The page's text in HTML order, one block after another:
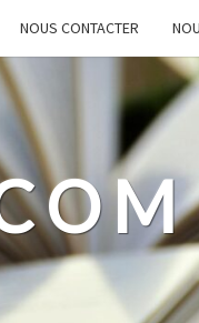
NOUS CONTACTER